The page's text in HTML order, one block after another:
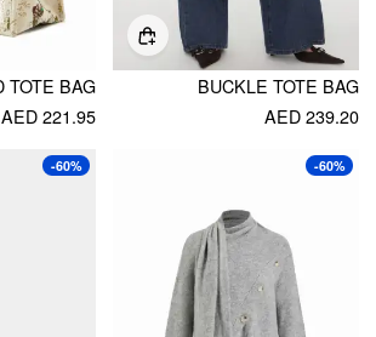
BUCKLE TOTE BAG
AED 239.20
AED 221.95
-60%
-60%